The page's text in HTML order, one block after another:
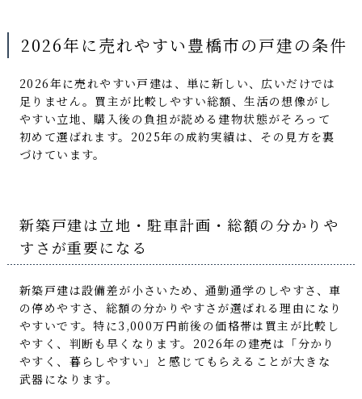
2026年に売れやすい豊橋市の戸建の条件
2026年に売れやすい戸建は、単に新しい、広いだけでは
足りません。買主が比較しやすい総額、生活の想像がし
やすい立地、購入後の負担が読める建物状態がそろって
初めて選ばれます。2025年の成約実績は、その見方を裏
づけています。
新築戸建は立地・駐車計画・総額の分かりや
すさが重要になる
新築戸建は設備差が小さいため、通勤通学のしやすさ、車
の停めやすさ、総額の分かりやすさが選ばれる理由になり
やすいです。特に3,000万円前後の価格帯は買主が比較し
やすく、判断も早くなります。2026年の建売は「分かり
やすく、暮らしやすい」と感じてもらえることが大きな
武器になります。